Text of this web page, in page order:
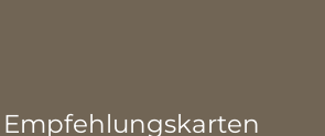
Empfehlungskarten